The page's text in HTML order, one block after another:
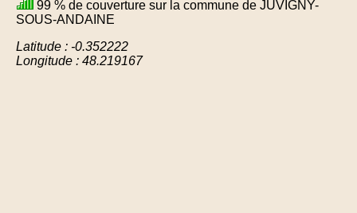
99 % de couverture sur la commune de JUVIGNY-
SOUS-ANDAINE
Latitude : -0.352222
Longitude : 48.219167